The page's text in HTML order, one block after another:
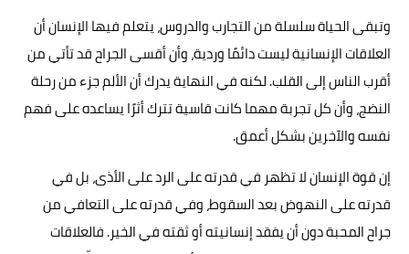
وتبقى الحياة سلسلة من التجارب والدروس، يتعلم فيها الإنسان أن
العلاقات الإنسانية ليست دائمًا وردية، وأن أقسى الجراح قد تأتي من
أقرب الناس إلى القلب. لكنه في النهاية يدرك أن الألم جزء من رحلة
النضج، وأن كل تجربة مهما كانت قاسية تترك أثرًا يساعده على فهم
نفسه والآخرين بشكل أعمق.
إن قوة الإنسان لا تظهر في قدرته على الرد على الأذى، بل في
قدرته على النهوض بعد السقوط، وفي قدرته على التعافي من
جراح المحبة دون أن يفقد إنسانيته أو ثقته في الخير. فالعلاقات